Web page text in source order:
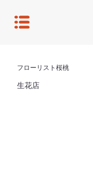
フローリスト桜桃
生花店